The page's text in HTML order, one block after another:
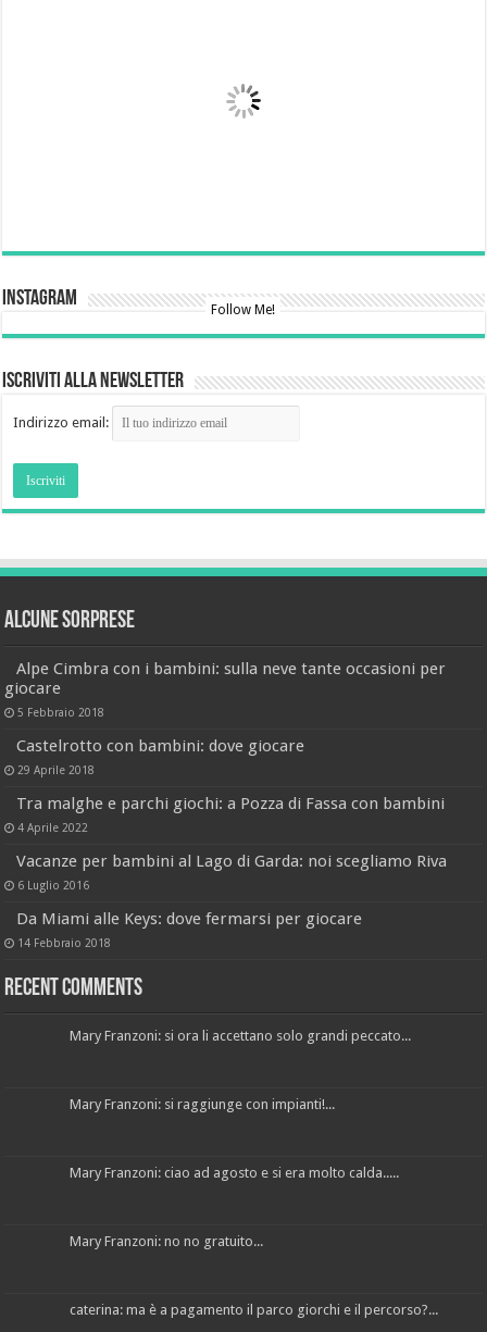
Instagram Follow Me!
Iscriviti alla newsletter
Indirizzo email:
Alcune sorprese
Alpe Cimbra con i bambini: sulla neve tante occasioni per
giocare
5 Febbraio 2018
Castelrotto con bambini: dove giocare
29 Aprile 2018
Tra malghe e parchi giochi: a Pozza di Fassa con bambini
4 Aprile 2022
Vacanze per bambini al Lago di Garda: noi scegliamo Riva
6 Luglio 2016
Da Miami alle Keys: dove fermarsi per giocare
14 Febbraio 2018
Recent Comments
Mary Franzoni: si ora li accettano solo grandi peccato...
Mary Franzoni: si raggiunge con impianti!...
Mary Franzoni: ciao ad agosto e si era molto calda.....
Mary Franzoni: no no gratuito...
caterina: ma è a pagamento il parco giorchi e il percorso?...